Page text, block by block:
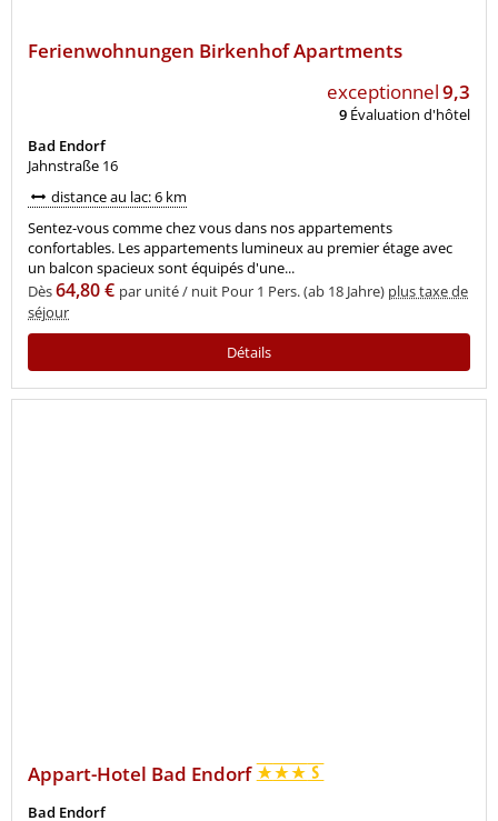
Ferienwohnungen Birkenhof Apartments
exceptionnel9,3
9 Évaluation d'hôtel
Bad Endorf
Jahnstraße 16
distance au lac: 6 km
Sentez-vous comme chez vous dans nos appartements
confortables. Les appartements lumineux au premier étage avec
un balcon spacieux sont équipés d'une...
Dès64,80 € par unité / nuit Pour 1 Pers. (ab 18 Jahre) plus taxe de
séjour
Détails
Appart-Hotel Bad Endorf
Bad Endorf